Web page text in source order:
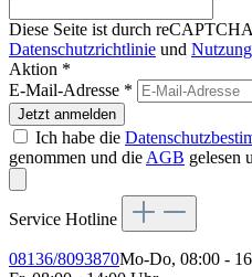
Diese Seite ist durch
Datenschutzrichtlinie und
Aktion *
E-Mail-Adresse *
Jetzt anmelden
Ich habe die
genommen und die AGB gelesen
Service Hotline
08136/8093870Mo-Do, 08:00 -